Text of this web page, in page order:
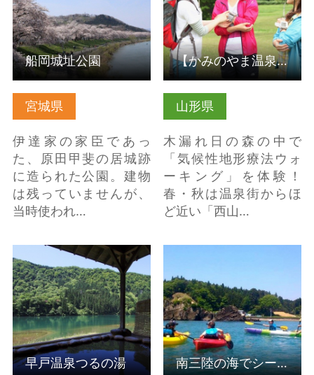
宮城県
伊達家の家臣であっ
た、原田甲斐の居城跡
に造られた公園。建物
は残っていませんが、
当時使われ…
船岡城址公園
山形県
木漏れ日の森の中で
「気候性地形療法ウォ
ーキング」を体験！
春・秋は温泉街からほ
ど近い「西山…
【かみのやま温泉・蔵王】空色・暮色ウォーキング
早戸温泉つるの湯 の詳
細はこちら
早戸温泉つるの湯
ら
南三陸の海でシーカヤック体験